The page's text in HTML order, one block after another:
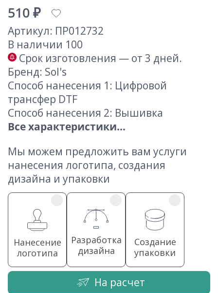
510 ₽
Артикул: ПР012732
В наличии 100
Срок изготовления — от 3 дней.
Бренд: Sol's
Способ нанесения 1: Цифровой
трансфер DTF
Способ нанесения 2: Вышивка
Все характеристики...
Мы можем предложить вам услуги
нанесения логотипа, создания
дизайна и упаковки
Нанесение
логотипа
Разработка
дизайна
Создание
упаковки
На расчет